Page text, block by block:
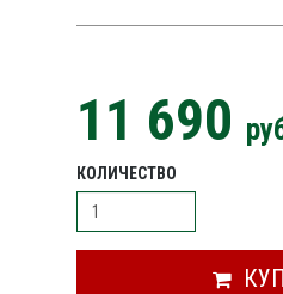
11 690
КОЛИЧЕСТВО